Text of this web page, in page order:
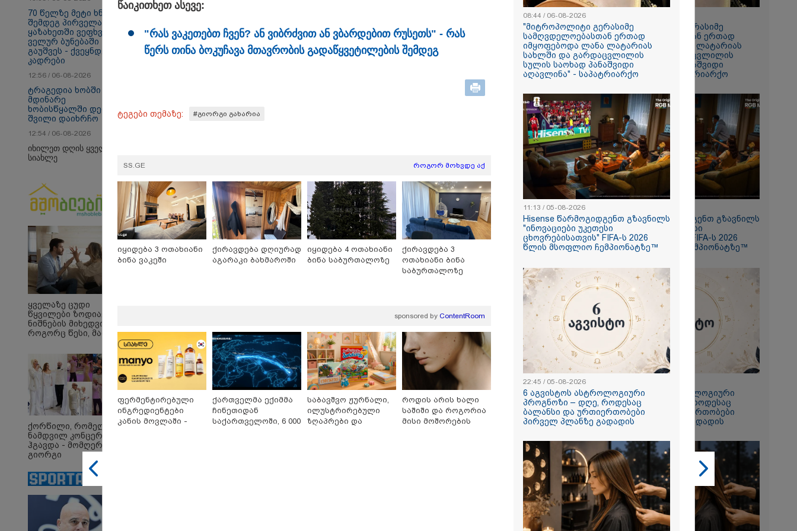
თბილისი - რომი 1008.90
ლარიდან
10:58 / 06-08-2026
"დადგება დრო და თქვენი
დღევანდელი "პოსტაობა"
საკუთარ თავთან
შეგარცხვენთ... თქვენი
შეცდომა არის
დანაშაულის ტოლფასი" -
ეკა კუპატაძე ნანუკა
ჟორჟოლიანს
09:33 / 05-08-2026
"მამის მიერ ცოტნესთვის
დატოვებულ სახლში
თვითნებურად ცხოვრობს
ადამიანი, რომელიც
ზვიადის ანდერძში ერთი
09:32 / 05-08-2026
"4 დღე უწყლოდ და
უპუროდ გაატარეს, მათ
სიცოცხლე დავუბრუნეთ" -
ქართველი მეზღვაური
წერს, რომ 36 მიგრანტი,
გოგონა გადაარჩინა
16:02 / 03-08-2026
"15 წლის წინ ჩადენილი
დანაშაული, 5-ჯერ
შეცვლილი მოსამართლე,
4-ჯერ თავიდან
დაწყებული საქმე...
"მიტროპოლიტი გერასიმე
სამღვდელოებასთან ერთად
იმყოფებოდა ლანა ლატარიას
სახლში და გარდაცვლილის
სულის საოხად პანაშვიდი
აღავლინა" - საპატრიარქო
Hisense წარმოგიდგენთ გზავნილს
"ინოვაციები უკეთესი
ცხოვრებისათვის" FIFA-ს 2026
წლის მსოფლიო ჩემპიონატზე™
6 აგვისტოს ასტროლოგიური
პროგნოზი – დღე, როდესაც
ბალანსი და ურთიერთობები
პირველ პლანზე გადადის
70 წელზე მეტი ხნის
შემდეგ პირველად,
ყაზახეთში ვეფხვი
ველურ ბუნებაში
გაუშვეს - ქვეყნდება
კადრები
12:56 / 06-08-2026
ტრაგედია ხობში -
მდინარე
ხობისწყალში დედა-
შვილი დაიხრჩო
12:54 / 06-08-2026
იხილეთ დღის ყველა
სიახლე
ყველაზე ცუდი
წყვილები ზოდიაქოს
ნიშნების მიხედვით -
როგორც წესი, მათ არ
ურთიერთობა
ქორწილი, რომელიც
ნამდვილ კონცერტს
ჰგავდა - მომღერალი
გიორგი
დაქორწინდა (ვიდეო)
წა­ი­კი­თხეთ ასე­ვე:
"რას ვა­კე­თებთ ჩვენ? ან ვიბ­რძვით ან ვბარ­დე­ბით რუ­სეთს" - რას
წერს თინა ბო­კუ­ჩა­ვა მთავ­რო­ბის გა­და­წყვე­ტი­ლე­ბის შემ­დეგ
ტეგები თემაზე: #გიორგი გახარია
SS.GE როგორ მოხვდე აქ
იყიდება 3 ოთახიანი
ბინა ვაკეში
ქირავდება დღიურად
აგარაკი ბახმაროში
იყიდება 4 ოთახიანი
ბინა საბურთალოზე
ქირავდება 3
ოთახიანი ბინა
საბურთალოზე
sponsored by ContentRoom
ფერმენტირებული
ინგრედიენტები
კანის მოვლაში -
ქართველმა ექიმმა
ჩინეთიდან
საქართველოში, 6 000
საბავშვო ჟურნალი,
ილუსტრირებული
ზღაპრები და
როდის არის ხალი
საშიში და როგორია
მისი მოშორების
08:44 / 06-08-2026
"მიტროპოლიტი გერასიმე
სამღვდელოებასთან ერთად
იმყოფებოდა ლანა ლატარიას
სახლში და გარდაცვლილის
სულის საოხად პანაშვიდი
აღავლინა" - საპატრიარქო
11:13 / 05-08-2026
Hisense წარმოგიდგენთ გზავნილს
"ინოვაციები უკეთესი
ცხოვრებისათვის" FIFA-ს 2026
წლის მსოფლიო ჩემპიონატზე™
22:45 / 05-08-2026
6 აგვისტოს ასტროლოგიური
პროგნოზი – დღე, როდესაც
ბალანსი და ურთიერთობები
პირველ პლანზე გადადის